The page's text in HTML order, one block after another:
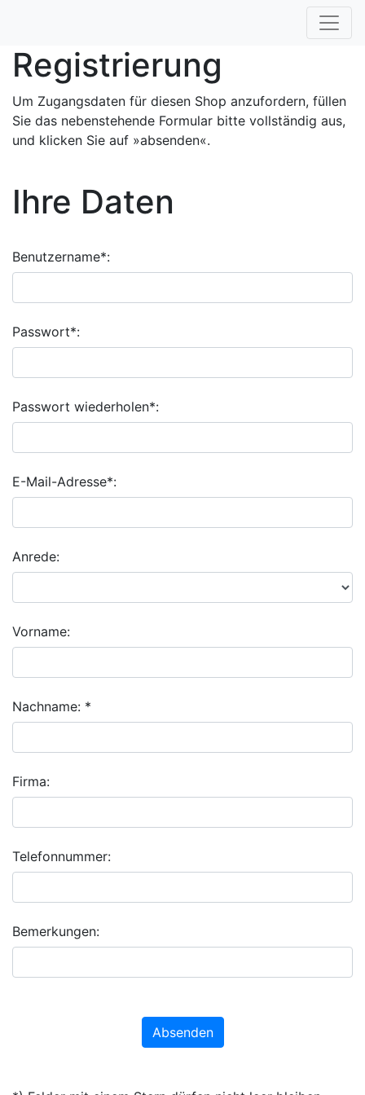
Registrierung
Um Zugangsdaten für diesen Shop anzufordern, füllen
Sie das nebenstehende Formular bitte vollständig aus,
und klicken Sie auf »absenden«.
Ihre Daten
Benutzername*:
Passwort*:
Passwort wiederholen*:
E-Mail-Adresse*:
Anrede:
Vorname:
Nachname: *
Firma:
Telefonnummer:
Bemerkungen:
Absenden